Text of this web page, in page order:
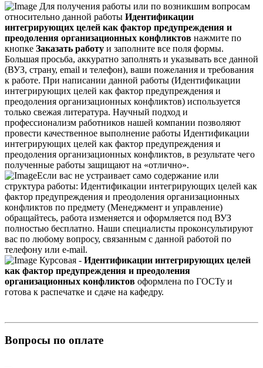
Для получения работы или по возникшим вопросам
относительно данной работы Идентификации
интегрирующих целей как фактор предупреждения и
преодоления организационных конфликтов нажмите по
кнопке Заказать работу и заполните все поля формы.
Большая просьба, аккуратно заполнять и указывать все данной
(ВУЗ, страну, email и телефон), ваши пожелания и требования
к работе. При написании данной работы (Идентификации
интегрирующих целей как фактор предупреждения и
преодоления организационных конфликтов) используется
только свежая литература. Научный подход и
профессионализм работников нашей компании позволяют
провести качественное выполнение работы Идентификации
интегрирующих целей как фактор предупреждения и
преодоления организационных конфликтов, в результате чего
полученные работы защищают на «отлично».
Если вас не устраивает само содержание или
структура работы: Идентификации интегрирующих целей как
фактор предупреждения и преодоления организационных
конфликтов по предмету (Менеджмент и управление)
обращайтесь, работа изменяется и оформляется под ВУЗ
полностью бесплатно. Наши специалисты проконсультируют
вас по любому вопросу, связанным с данной работой по
телефону или e-mail.
Курсовая - Идентификации интегрирующих целей
как фактор предупреждения и преодоления
организационных конфликтов оформлена по ГОСТу и
готова к распечатке и сдаче на кафедру.
Вопросы по оплате